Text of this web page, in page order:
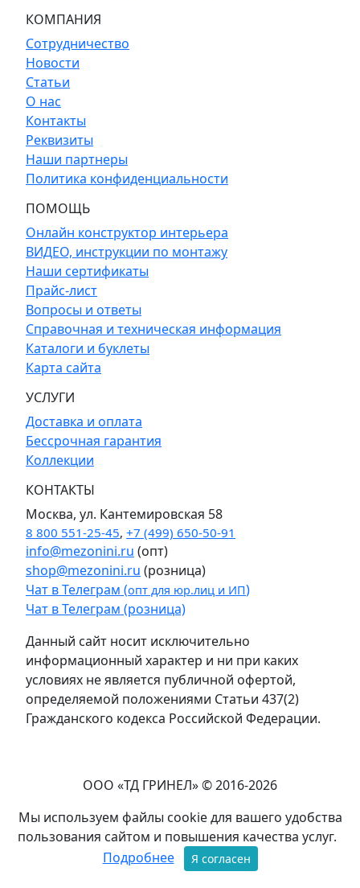
КОМПАНИЯ
Сотрудничество
Новости
Статьи
О нас
Контакты
Реквизиты
Наши партнеры
Политика конфиденциальности
ПОМОЩЬ
Онлайн конструктор интерьера
ВИДЕО, инструкции по монтажу
Наши сертификаты
Прайс-лист
Вопросы и ответы
Справочная и техническая информация
Каталоги и буклеты
Карта сайта
УСЛУГИ
Доставка и оплата
Бессрочная гарантия
Коллекции
КОНТАКТЫ
Москва, ул. Кантемировская 58
8 800 551-25-45, +7 (499) 650-50-91
info@mezonini.ru (опт)
shop@mezonini.ru (розница)
Чат в Телеграм (опт для юр.лиц и ИП)
Чат в Телеграм (розница)
Данный сайт носит исключительно
информационный характер и ни при каких
условиях не является публичной офертой,
определяемой положениями Статьи 437(2)
Гражданского кодекса Российской Федерации.
ООО «ТД ГРИНЕЛ» © 2016-2026
Мы используем файлы cookie для вашего удобства
пользования сайтом и повышения качества услуг.
Подробнее
Я согласен